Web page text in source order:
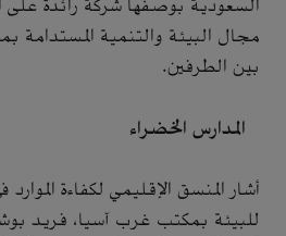
السعودية بوصفها شركة رائدة على
مجال البيئة والتنمية المستدامة
بين الطرفين.
المدارس الخضراء
أشار المنسق الإقليمي لكفاءة
للبيئة بمكتب غرب آسيا، فريد